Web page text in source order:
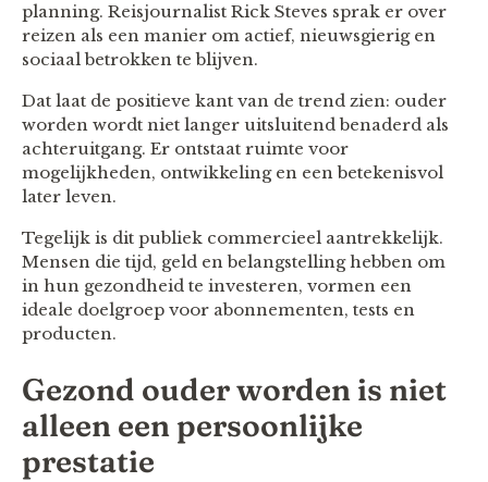
planning. Reisjournalist Rick Steves sprak er over
reizen als een manier om actief, nieuwsgierig en
sociaal betrokken te blijven.
Dat laat de positieve kant van de trend zien: ouder
worden wordt niet langer uitsluitend benaderd als
achteruitgang. Er ontstaat ruimte voor
mogelijkheden, ontwikkeling en een betekenisvol
later leven.
Tegelijk is dit publiek commercieel aantrekkelijk.
Mensen die tijd, geld en belangstelling hebben om
in hun gezondheid te investeren, vormen een
ideale doelgroep voor abonnementen, tests en
producten.
Gezond ouder worden is niet
alleen een persoonlijke
prestatie